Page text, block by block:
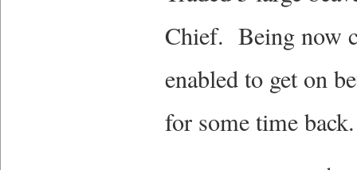
Chief. Being now
enabled to get on
for some time